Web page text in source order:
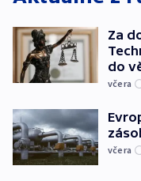
Za
do
včera
včera